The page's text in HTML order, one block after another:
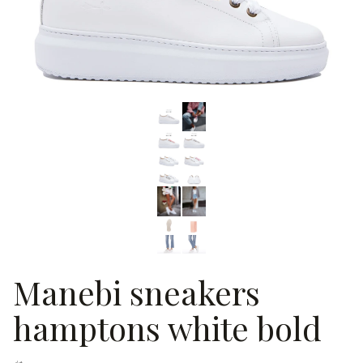
Manebi sneakers
hamptons white bold